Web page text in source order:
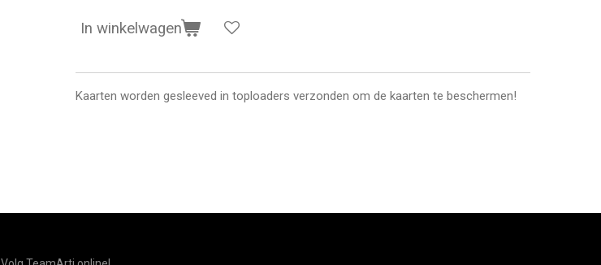
In winkelwagen
Kaarten worden gesleeved in toploaders verzonden om de kaarten te beschermen!